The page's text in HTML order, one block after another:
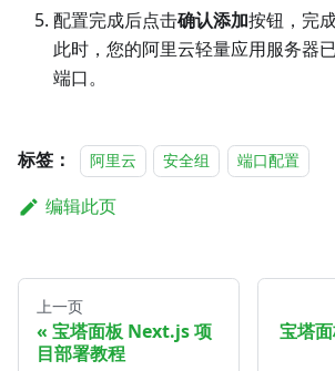
配置完成后点击确认添加按钮，完
此时，您的阿里云轻量应用服务器
端口。
标签： 阿里云 安全组 端口配置
编辑此页
上一页
宝塔面板 Next.js 项
目部署教程
宝塔